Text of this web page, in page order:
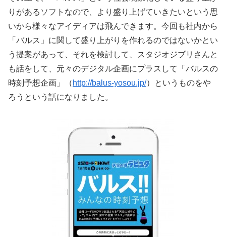
りがあるソフトなので、より盛り上げていきたいという思
いから様々なアイディアは飛んできます。今回も社内から
「バルス」に関して盛り上がりを作れるのではないかとい
う提案があって、それを検討して、スタジオジブリさんと
も話をして、元々のデジタル企画にプラスして「バルスの
時刻予想企画」（ http://balus-yosou.jp/）というものをや
ろうという話になりました。